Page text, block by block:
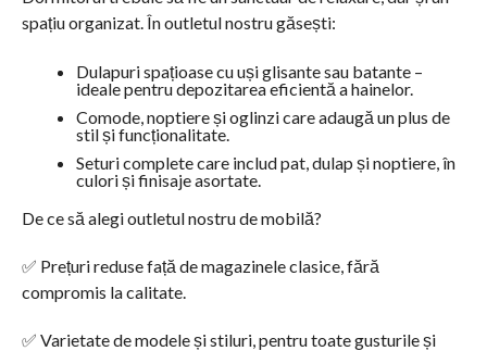
spațiu organizat. În outletul nostru găsești:
Dulapuri spațioase cu uși glisante sau batante –
ideale pentru depozitarea eficientă a hainelor.
Comode, noptiere și oglinzi care adaugă un plus de
stil și funcționalitate.
Seturi complete care includ pat, dulap și noptiere, în
culori și finisaje asortate.
De ce să alegi outletul nostru de mobilă?
✅ Prețuri reduse față de magazinele clasice, fără
compromis la calitate.
✅ Varietate de modele și stiluri, pentru toate gusturile și